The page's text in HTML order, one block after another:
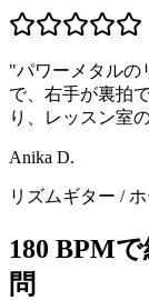
"パワーメタルの
で、右手が裏拍
り、レッスン室
Anika D.
リズムギター /
180 BPM
問